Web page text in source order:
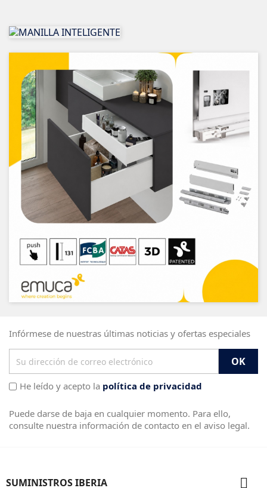
Infórmese de nuestras últimas noticias y ofertas especiales
He leído y acepto la política de privacidad
Puede darse de baja en cualquier momento. Para ello,
consulte nuestra información de contacto en el aviso legal.
SUMINISTROS IBERIA 